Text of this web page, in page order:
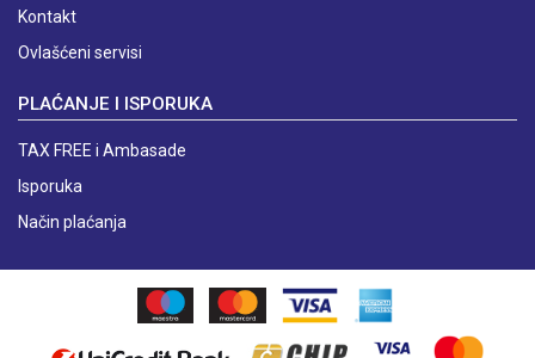
Kontakt
Ovlašćeni servisi
PLAĆANJE I ISPORUKA
TAX FREE i Ambasade
Isporuka
Način plaćanja